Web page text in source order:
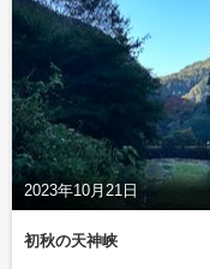
2023年10月21日
初秋の天神峡